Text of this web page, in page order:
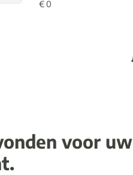
voor uw